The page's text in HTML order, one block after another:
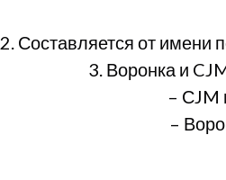
2. Составляется от имени
3. Воронка и
– СJM
–